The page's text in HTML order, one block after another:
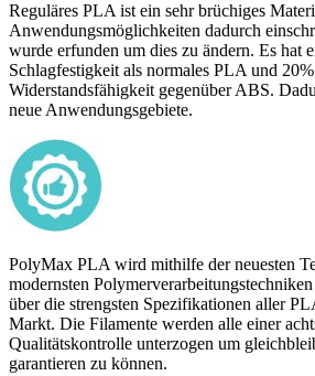
Reguläres PLA ist ein sehr brüchiges
Anwendungsmöglichkeiten dadurch
wurde erfunden um dies zu ändern. Es hat
Schlagfestigkeit als normales PLA und 20%
Widerstandsfähigkeit gegenüber ABS.
neue Anwendungsgebiete.
PolyMax PLA wird mithilfe der neuesten
modernsten
über die strengsten Spezifikationen aller
Markt. Die Filamente werden alle einer
Qualitätskontrolle unterzogen um
garantieren zu können.